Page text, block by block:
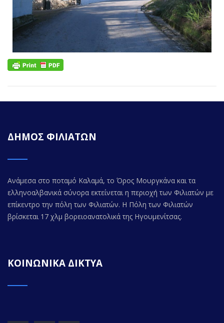
ΔΗΜΟΣ ΦΙΛΙΑΤΩΝ
Ανάμεσα στο ποταμό Καλαμά, το Όρος Μουργκάνα και τα
ελληνοαλβανικά σύνορα εκτείνεται η περιοχή των Φιλιατών με
επίκεντρο την πόλη των Φιλιατών. Η Πόλη των Φιλιατών
βρίσκεται 17 χλμ βορειοανατολικά της Ηγουμενίτσας.
ΚΟΙΝΩΝΙΚΑ ΔΙΚΤΥΑ